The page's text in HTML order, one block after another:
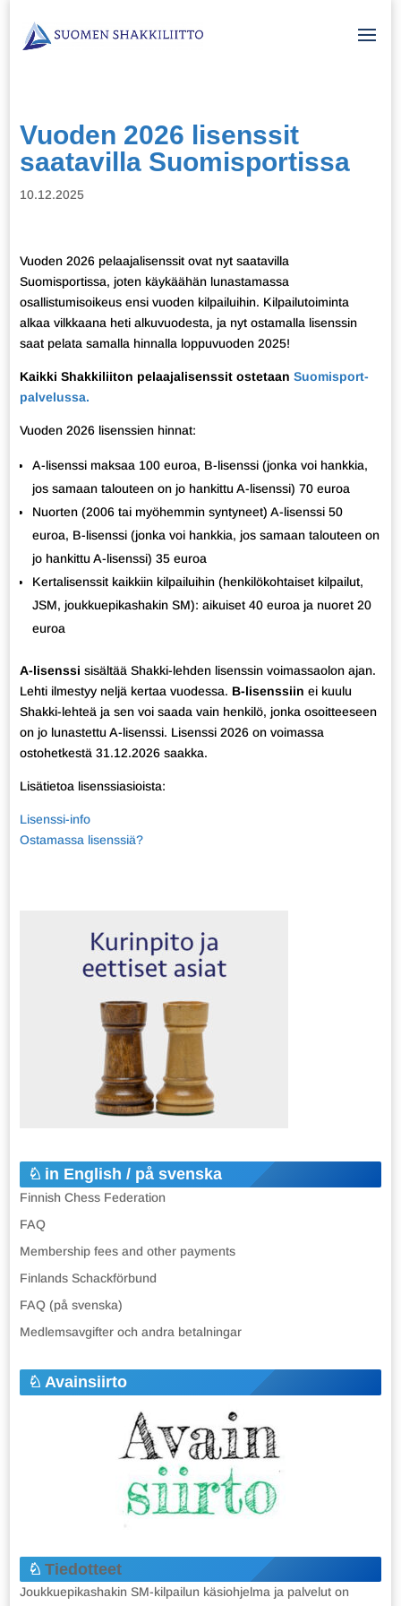
Vuoden 2026 lisenssit
saatavilla Suomisportissa
10.12.2025
Vuoden 2026 pelaajalisenssit ovat nyt saatavilla
Suomisportissa, joten käykäähän lunastamassa
osallistumisoikeus ensi vuoden kilpailuihin. Kilpailutoiminta
alkaa vilkkaana heti alkuvuodesta, ja nyt ostamalla lisenssin
saat pelata samalla hinnalla loppuvuoden 2025!
Kaikki Shakkiliiton pelaajalisenssit ostetaan Suomisport-
palvelussa.
Vuoden 2026 lisenssien hinnat:
A-lisenssi maksaa 100 euroa, B-lisenssi (jonka voi hankkia,
jos samaan talouteen on jo hankittu A-lisenssi) 70 euroa
Nuorten (2006 tai myöhemmin syntyneet) A-lisenssi 50
euroa, B-lisenssi (jonka voi hankkia, jos samaan talouteen on
jo hankittu A-lisenssi) 35 euroa
Kertalisenssit kaikkiin kilpailuihin (henkilökohtaiset kilpailut,
JSM, joukkuepikashakin SM): aikuiset 40 euroa ja nuoret 20
euroa
A-lisenssi sisältää Shakki-lehden lisenssin voimassaolon ajan.
Lehti ilmestyy neljä kertaa vuodessa. B-lisenssiin ei kuulu
Shakki-lehteä ja sen voi saada vain henkilö, jonka osoitteeseen
on jo lunastettu A-lisenssi. Lisenssi 2026 on voimassa
ostohetkestä 31.12.2026 saakka.
Lisätietoa lisenssiasioista:
Lisenssi-info
Ostamassa lisenssiä?
in English / på svenska
Finnish Chess Federation
FAQ
Membership fees and other payments
Finlands Schackförbund
FAQ (på svenska)
Medlemsavgifter och andra betalningar
Avainsiirto
Tiedotteet
Joukkuepikashakin SM-kilpailun käsiohjelma ja palvelut on